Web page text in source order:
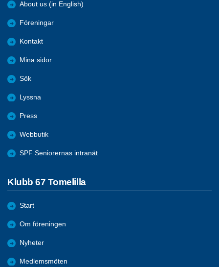
About us (in English)
Föreningar
Kontakt
Mina sidor
Sök
Lyssna
Press
Webbutik
SPF Seniorernas intranät
Klubb 67 Tomelilla
Start
Om föreningen
Nyheter
Medlemsmöten